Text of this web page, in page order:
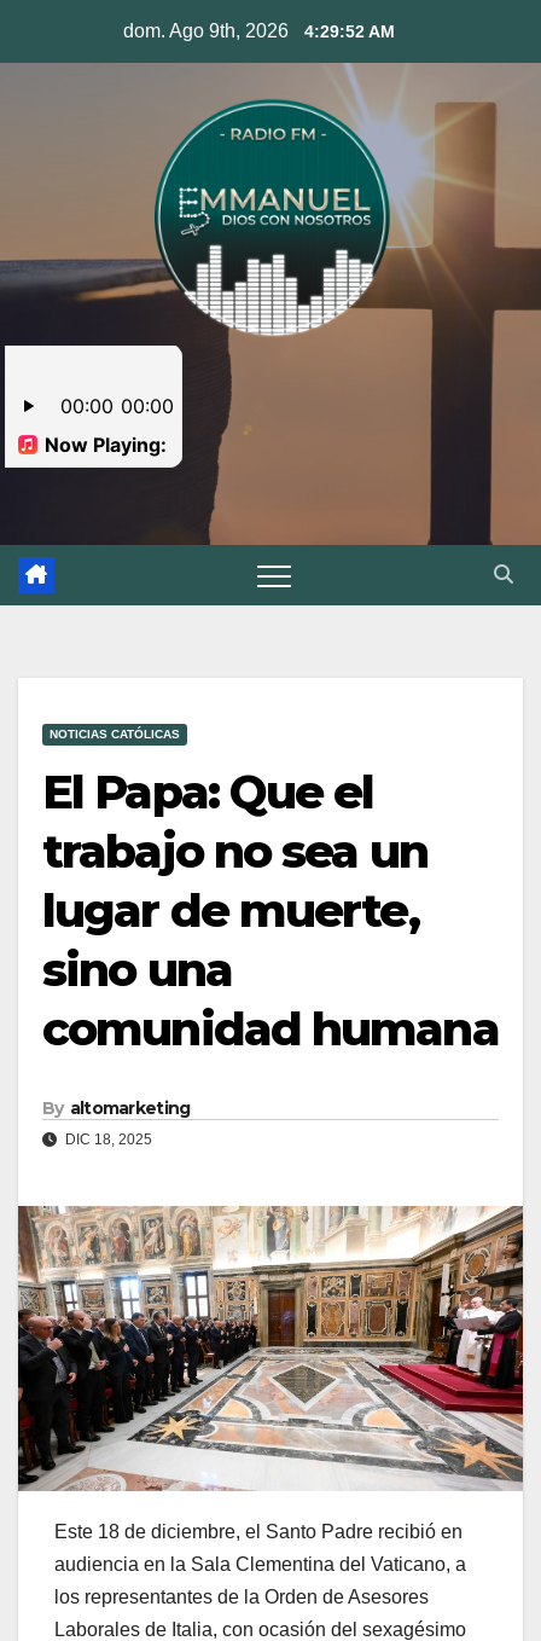
dom. Ago 9th, 2026 4:29:53 AM
NOTICIAS CATÓLICAS
El Papa: Que el
trabajo no sea un
lugar de muerte,
sino una
comunidad humana
By altomarketing
DIC 18, 2025
Este 18 de diciembre, el Santo Padre recibió en
audiencia en la Sala Clementina del Vaticano, a
los representantes de la Orden de Asesores
Laborales de Italia, con ocasión del sexagésimo